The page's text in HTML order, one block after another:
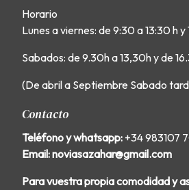
Horario
Lunes a viernes: de 9:30 a 13:30 h
Sabados: de 9.30h a 13,30h y de
(De abril a Septiembre Sabado
Contacto
Teléfono y whatsapp: +34 983107
Email: noviasazahar@gmail.com
Para vuestra propia comodidad y